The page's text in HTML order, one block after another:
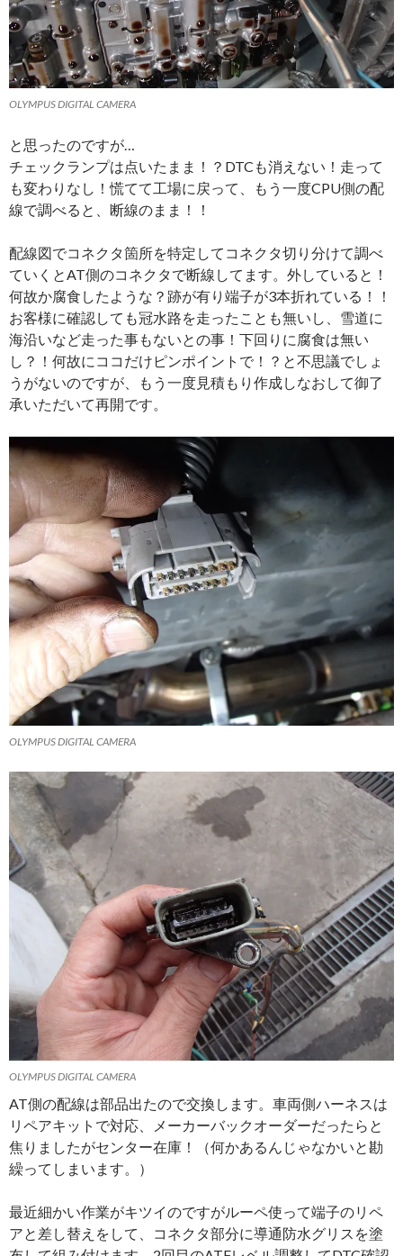
OLYMPUS DIGITAL CAMERA
と思ったのですが…
チェックランプは点いたまま！？DTCも消えない！走って
も変わりなし！慌てて工場に戻って、もう一度CPU側の配
線で調べると、断線のまま！！
配線図でコネクタ箇所を特定してコネクタ切り分けて調べ
ていくとAT側のコネクタで断線してます。外していると！
何故か腐食したような？跡が有り端子が3本折れている！！
お客様に確認しても冠水路を走ったことも無いし、雪道に
海沿いなど走った事もないとの事！下回りに腐食は無い
し？！何故にココだけピンポイントで！？と不思議でしょ
うがないのですが、もう一度見積もり作成しなおして御了
承いただいて再開です。
OLYMPUS DIGITAL CAMERA
OLYMPUS DIGITAL CAMERA
AT側の配線は部品出たので交換します。車両側ハーネスは
リペアキットで対応、メーカーバックオーダーだったらと
焦りましたがセンター在庫！（何かあるんじゃなかいと勘
繰ってしまいます。）
最近細かい作業がキツイのですがルーペ使って端子のリペ
アと差し替えをして、コネクタ部分に導通防水グリスを塗